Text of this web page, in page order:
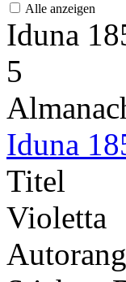
Alle anzeigen
Iduna
5
Iduna
Titel
Violetta